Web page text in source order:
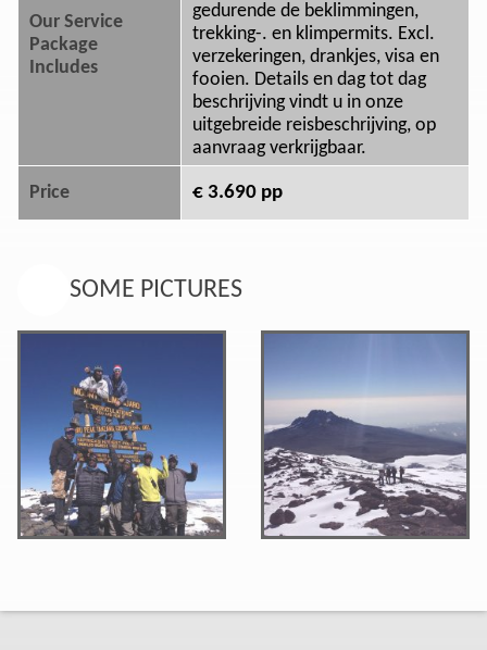
Our Service
Package
Includes
gedurende de beklimmingen,
trekking-. en klimpermits. Excl.
verzekeringen, drankjes, visa en
fooien. Details en dag tot dag
beschrijving vindt u in onze
uitgebreide reisbeschrijving, op
aanvraag verkrijgbaar.
Price € 3.690 pp
SOME PICTURES